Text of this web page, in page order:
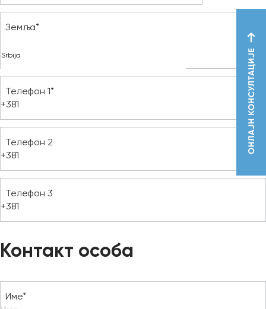
Земља*
Телефон 1*
Телефон 2
Телефон 3
Контакт особа
Име*